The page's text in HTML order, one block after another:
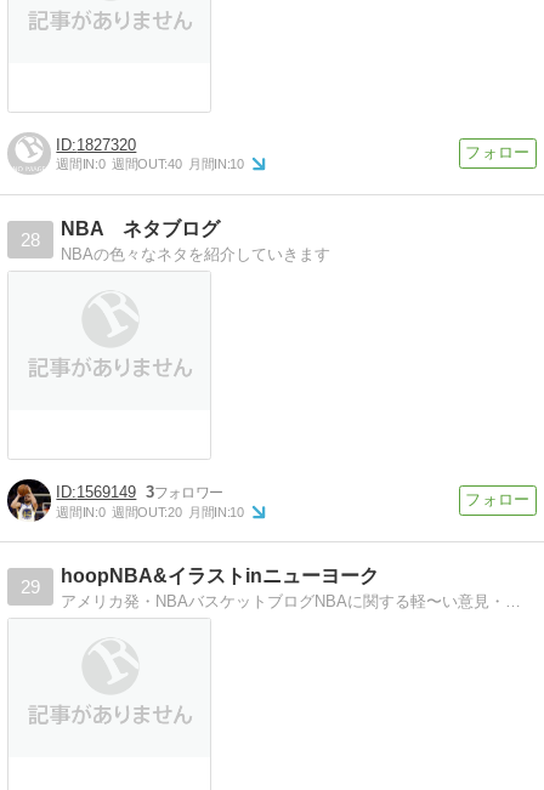
1827320
週間IN:0 週間OUT:40 月間IN:10
28
NBA ネタブログ
NBAの色々なネタを紹介していきます
1569149 3
週間IN:0 週間OUT:20 月間IN:10
29
hoopNBA&イラストinニューヨーク
アメリカ発・NBAバスケットブログNBAに関する軽〜い意見・感想をニューヨークからイラスト入りでお届けします。